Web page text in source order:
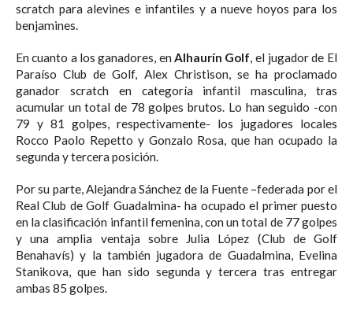
scratch para alevines e infantiles y a nueve hoyos para los
benjamines.
En cuanto a los ganadores, enAlhaurín Golf, el jugador de El
Paraíso Club de Golf, Alex Christison, se ha proclamado
ganador scratch en categoría infantil masculina, tras
acumular un total de 78 golpes brutos. Lo han seguido -con
79 y 81 golpes, respectivamente- los jugadores locales
Rocco Paolo Repetto y Gonzalo Rosa, que han ocupado la
segunda y tercera posición.
Por su parte, Alejandra Sánchez de la Fuente –federada por el
Real Club de Golf Guadalmina- ha ocupado el primer puesto
en la clasificación infantil femenina, con un total de 77 golpes
y una amplia ventaja sobre Julia López (Club de Golf
Benahavís) y la también jugadora de Guadalmina, Evelina
Stanikova, que han sido segunda y tercera tras entregar
ambas 85 golpes.